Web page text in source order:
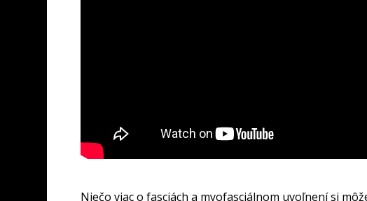
Niečo viac o fasciách a myofasciálnom uvoľnení si